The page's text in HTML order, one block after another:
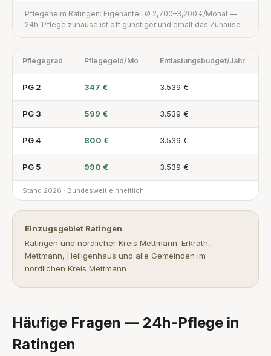
Pflegeheim Ratingen: Eigenanteil Ø 2,700–3,200 €/Monat —
24h-Pflege zuhause ist oft günstiger und erhält das Zuhause
Pflegegrad Pflegegeld/Mo Entlastungsbudget/Jahr
PG 2 347 € 3.539 €
PG 3 599 € 3.539 €
PG 4 800 € 3.539 €
PG 5 990 € 3.539 €
Stand 2026 · Bundesweit einheitlich
Einzugsgebiet Ratingen
Ratingen und nördlicher Kreis Mettmann: Erkrath,
Mettmann, Heiligenhaus und alle Gemeinden im
nördlichen Kreis Mettmann
Häufige Fragen — 24h-Pflege in
Ratingen